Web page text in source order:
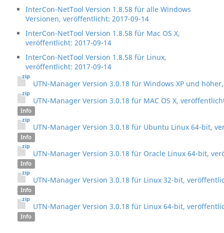
InterCon-NetTool Version 1.8.58 für alle Windows
Versionen, veröffentlicht: 2017-09-14
InterCon-NetTool Version 1.8.58 für Mac OS X,
veröffentlicht: 2017-09-14
InterCon-NetTool Version 1.8.58 für Linux,
veröffentlicht: 2017-09-14
UTN-Manager Version 3.0.18 für Windows XP und
UTN-Manager Version 3.0.18 für MAC OS X,
Info
UTN-Manager Version 3.0.18 für Ubuntu Linux 64-bit,
Info
UTN-Manager Version 3.0.18 für Oracle Linux 64-bit,
Info
UTN-Manager Version 3.0.18 für Linux 32-bit,
Info
UTN-Manager Version 3.0.18 für Linux 64-bit,
Info